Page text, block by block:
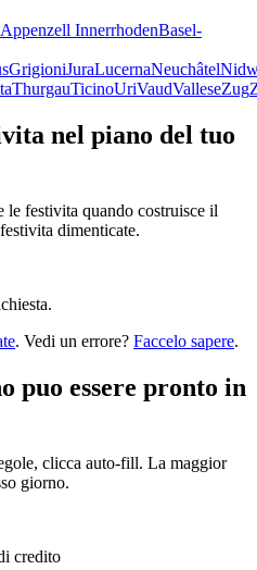
Appenzell InnerrhodenBasel-
GrigioniJuraLucernaNeuchâtel
ThurgauTicinoUriVaudValleseZug
nel piano del tuo
le festivita quando costruisce il
dimenticate.
. Vedi un errore? Faccelo sapere.
puo essere pronto in
clicca auto-fill. La maggior
giorno.
credito